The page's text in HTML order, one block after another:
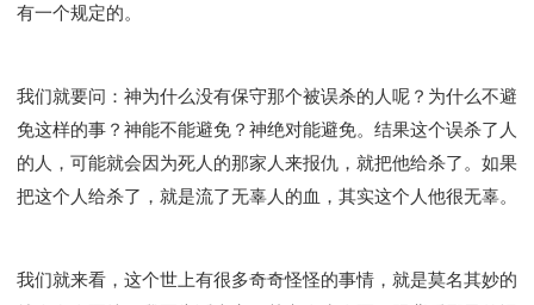
有一个规定的。
我们就要问：神为什么没有保守那个被误杀的人呢？为什么不避
免这样的事？神能不能避免？神绝对能避免。结果这个误杀了人
的人，可能就会因为死人的那家人来报仇，就把他给杀了。如果
把这个人给杀了，就是流了无辜人的血，其实这个人他很无辜。
我们就来看，这个世上有很多奇奇怪怪的事情，就是莫名其妙的